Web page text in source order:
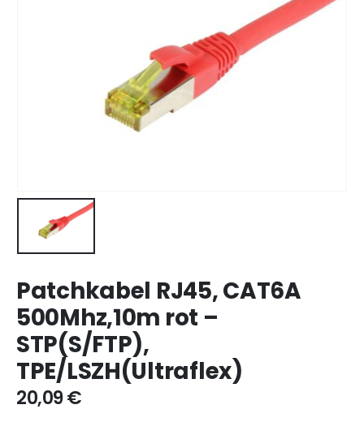
Patchkabel RJ45, CAT6A
500Mhz,10m rot –
STP(S/FTP),
TPE/LSZH(Ultraflex)
20,09€